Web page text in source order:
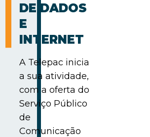
DE DADOS
E
INTERNET
A Telepac inicia
a sua atividade,
com a oferta do
Serviço Público
de
Comunicação